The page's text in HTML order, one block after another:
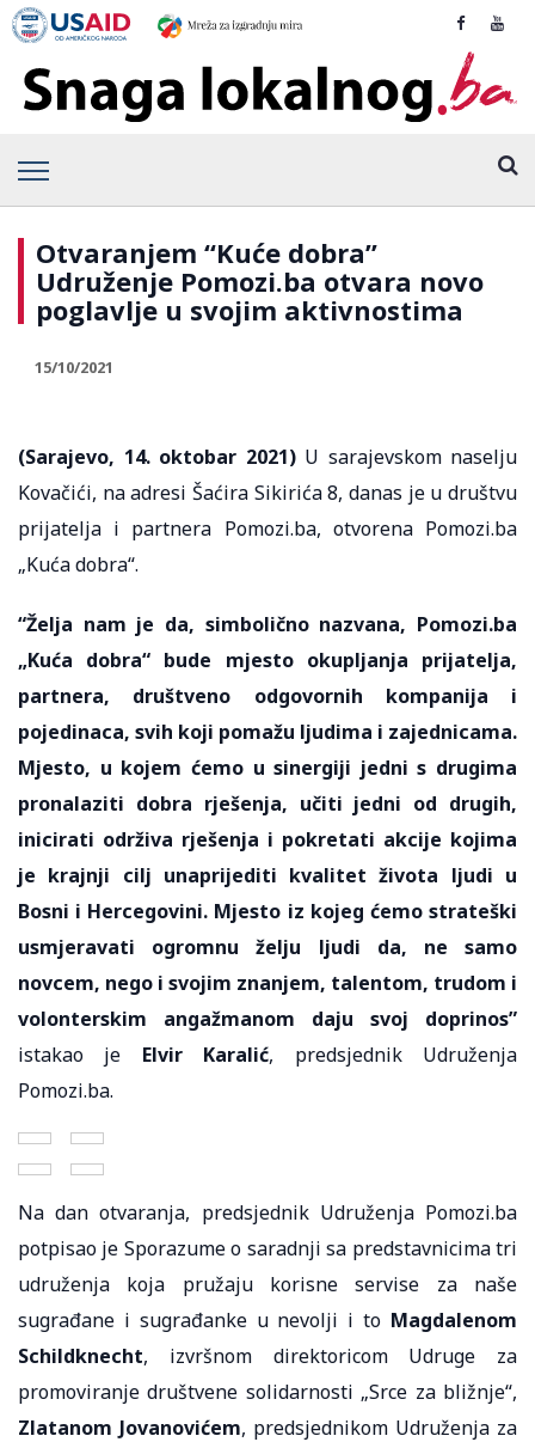
Otvaranjem “Kuće dobra”
Udruženje Pomozi.ba otvara novo
poglavlje u svojim aktivnostima
15/10/2021
(Sarajevo, 14. oktobar 2021)U sarajevskom naselju
Kovačići, na adresi Šaćira Sikirića 8, danas je u društvu
prijatelja i partnera Pomozi.ba, otvorena Pomozi.ba
„Kuća dobra“.
“Želja nam je da, simbolično nazvana, Pomozi.ba
„Kuća dobra“ bude mjesto okupljanja prijatelja,
partnera, društveno odgovornih kompanija i
pojedinaca, svih koji pomažu ljudima i zajednicama.
Mjesto, u kojem ćemo u sinergiji jedni s drugima
pronalaziti dobra rješenja, učiti jedni od drugih,
inicirati održiva rješenja i pokretati akcije kojima
je krajnji cilj unaprijediti kvalitet života ljudi u
Bosni i Hercegovini. Mjesto iz kojeg ćemo strateški
usmjeravati ogromnu želju ljudi da, ne samo
novcem, nego i svojim znanjem, talentom, trudom i
volonterskim angažmanom daju svoj doprinos”
istakao je Elvir Karalić, predsjednik Udruženja
Pomozi.ba.
Na dan otvaranja, predsjednik Udruženja Pomozi.ba
potpisao je Sporazume o saradnji sa predstavnicima tri
udruženja koja pružaju korisne servise za naše
sugrađane i sugrađanke u nevolji i to Magdalenom
Schildknecht, izvršnom direktoricom Udruge za
promoviranje društvene solidarnosti „Srce za bližnje“,
Zlatanom Jovanovićem, predsjednikom Udruženja za